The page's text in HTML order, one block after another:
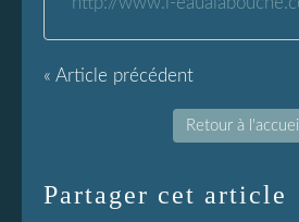
« Article précédent
Retour à l'accueil
Partager cet article